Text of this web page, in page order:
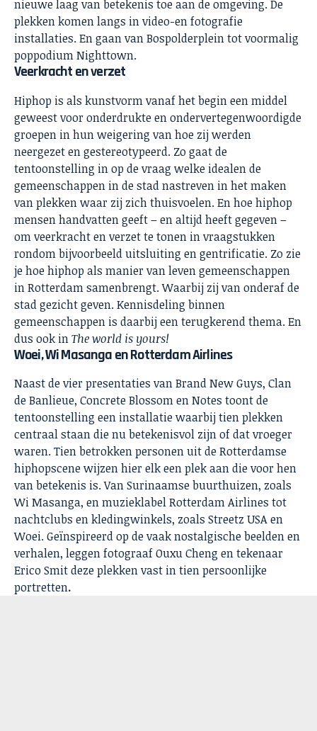
nieuwe laag van betekenis toe aan de omgeving. De
plekken komen langs in video-en fotografie
installaties. En gaan van Bospolderplein tot voormalig
poppodium Nighttown.
Veerkracht en verzet
Hiphop is als kunstvorm vanaf het begin een middel
geweest voor onderdrukte en ondervertegenwoordigde
groepen in hun weigering van hoe zij werden
neergezet en gestereotypeerd. Zo gaat de
tentoonstelling in op de vraag welke idealen de
gemeenschappen in de stad nastreven in het maken
van plekken waar zij zich thuisvoelen. En hoe hiphop
mensen handvatten geeft – en altijd heeft gegeven –
om veerkracht en verzet te tonen in vraagstukken
rondom bijvoorbeeld uitsluiting en gentrificatie. Zo zie
je hoe hiphop als manier van leven gemeenschappen
in Rotterdam samenbrengt. Waarbij zij van onderaf de
stad gezicht geven. Kennisdeling binnen
gemeenschappen is daarbij een terugkerend thema. En
dus ook inThe world is yours!
Woei, Wi Masanga en Rotterdam Airlines
Naast de vier presentaties van Brand New Guys, Clan
de Banlieue, Concrete Blossom en Notes toont de
tentoonstelling een installatie waarbij tien plekken
centraal staan die nu betekenisvol zijn of dat vroeger
waren. Tien betrokken personen uit de Rotterdamse
hiphopscene wijzen hier elk een plek aan die voor hen
van betekenis is. Van Surinaamse buurthuizen, zoals
Wi Masanga, en muzieklabel Rotterdam Airlines tot
nachtclubs en kledingwinkels, zoals Streetz USA en
Woei. Geïnspireerd op de vaak nostalgische beelden en
verhalen, leggen fotograaf Ouxu Cheng en tekenaar
Erico Smit deze plekken vast in tien persoonlijke
portretten.